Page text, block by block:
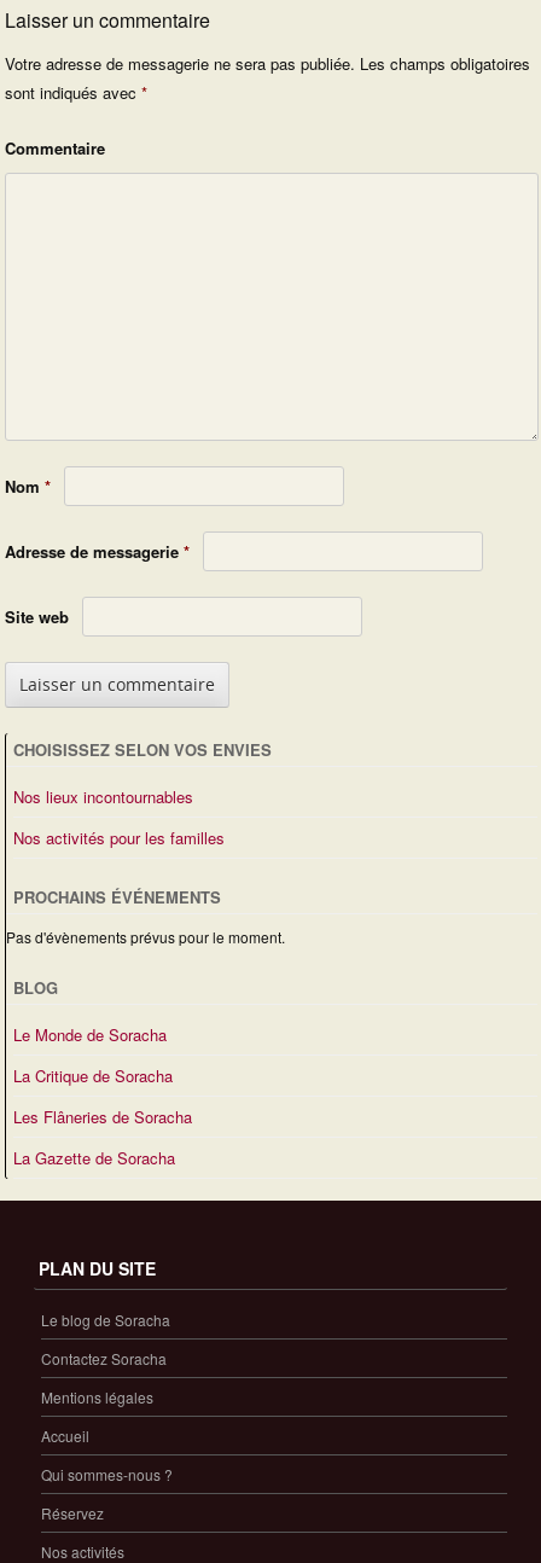
Laisser un commentaire
Votre adresse de messagerie ne sera pas publiée. Les champs obligatoires
sont indiqués avec *
Commentaire
Nom *
Adresse de messagerie *
Site web
CHOISISSEZ SELON VOS ENVIES
Nos lieux incontournables
Nos activités pour les familles
PROCHAINS ÉVÉNEMENTS
Pas d'évènements prévus pour le moment.
BLOG
Le Monde de Soracha
La Critique de Soracha
Les Flâneries de Soracha
La Gazette de Soracha
PLAN DU SITE
Le blog de Soracha
Contactez Soracha
Mentions légales
Accueil
Qui sommes-nous ?
Réservez
Nos activités